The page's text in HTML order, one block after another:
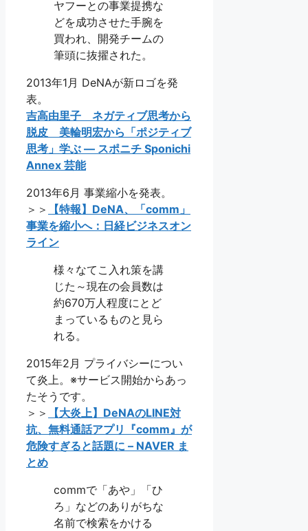
ヤフーとの事業提携な
どを成功させた手腕を
買われ、開発チームの
筆頭に抜擢された。
2013年1月 DeNAが新ロゴを発
表。
吉高由里子 ネガティブ思考から
脱皮 美輪明宏から「ポジティブ
思考」学ぶ ― スポニチ Sponichi
Annex 芸能
2013年6月 事業縮小を発表。
＞＞
【特報】DeNA、「comm」
事業を縮小へ：日経ビジネスオン
ライン
様々なてこ入れ策を講
じた～現在の会員数は
約670万人程度にとど
まっているものと見ら
れる。
2015年2月 プライバシーについ
て炎上。※サービス開始からあっ
たそうです。
＞＞
【大炎上】DeNAのLINE対
抗、無料通話アプリ『comm』が
危険すぎると話題に – NAVER ま
とめ
commで「あや」「ひ
ろ」などのありがちな
名前で検索をかける